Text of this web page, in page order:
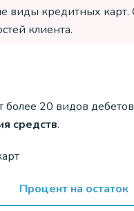
виды кредитных карт.
клиента.
20 видов
средств.
Процент на остаток